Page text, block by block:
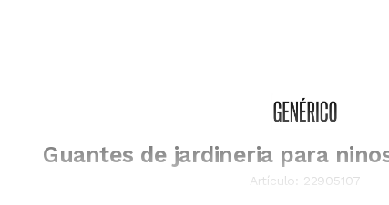
Guantes de jardineria para
Artículo: 22905107